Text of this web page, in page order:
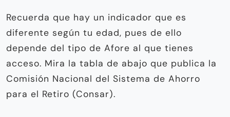
Recuerda que hay un indicador que es
diferente según tu edad, pues de ello
depende del tipo de Afore al que tienes
acceso. Mira la tabla de abajo que publica la
Comisión Nacional del Sistema de Ahorro
para el Retiro (Consar).